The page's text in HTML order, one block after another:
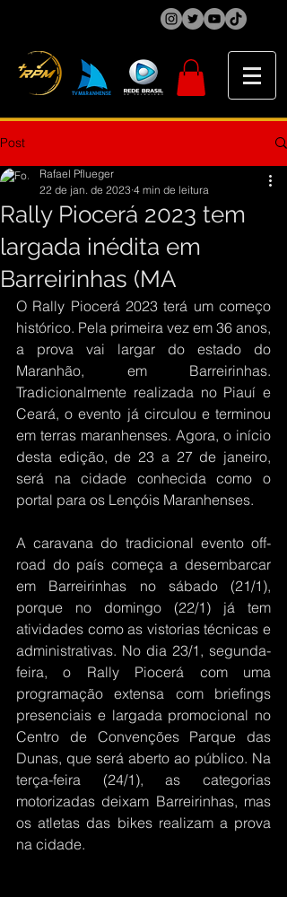
Post
Rally Piocerá 2023 tem
largada inédita em
Barreirinhas (MA
Rafael Pflueger
22 de jan. de 2023 4 min de leitura
O Rally Piocerá 2023 terá um começo
histórico. Pela primeira vez em 36 anos,
a prova vai largar do estado do
Maranhão, em Barreirinhas.
Tradicionalmente realizada no Piauí e
Ceará, o evento já circulou e terminou
em terras maranhenses. Agora, o início
desta edição, de 23 a 27 de janeiro,
será na cidade conhecida como o
portal para os Lençóis Maranhenses.
A caravana do tradicional evento off-
road do país começa a desembarcar
em Barreirinhas no sábado (21/1),
porque no domingo (22/1) já tem
atividades como as vistorias técnicas e
administrativas. No dia 23/1, segunda-
feira, o Rally Piocerá com uma
programação extensa com briefings
presenciais e largada promocional no
Centro de Convenções Parque das
Dunas, que será aberto ao público. Na
terça-feira (24/1), as categorias
motorizadas deixam Barreirinhas, mas
os atletas das bikes realizam a prova
na cidade.